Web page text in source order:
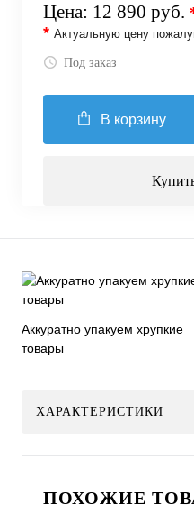
Цена: 12 890 руб.
* Актуальную цену
Под заказ
В корзину
Аккуратно упакуем хрупкие
товары
ХАРАКТЕРИСТИКИ
ПОХОЖИЕ